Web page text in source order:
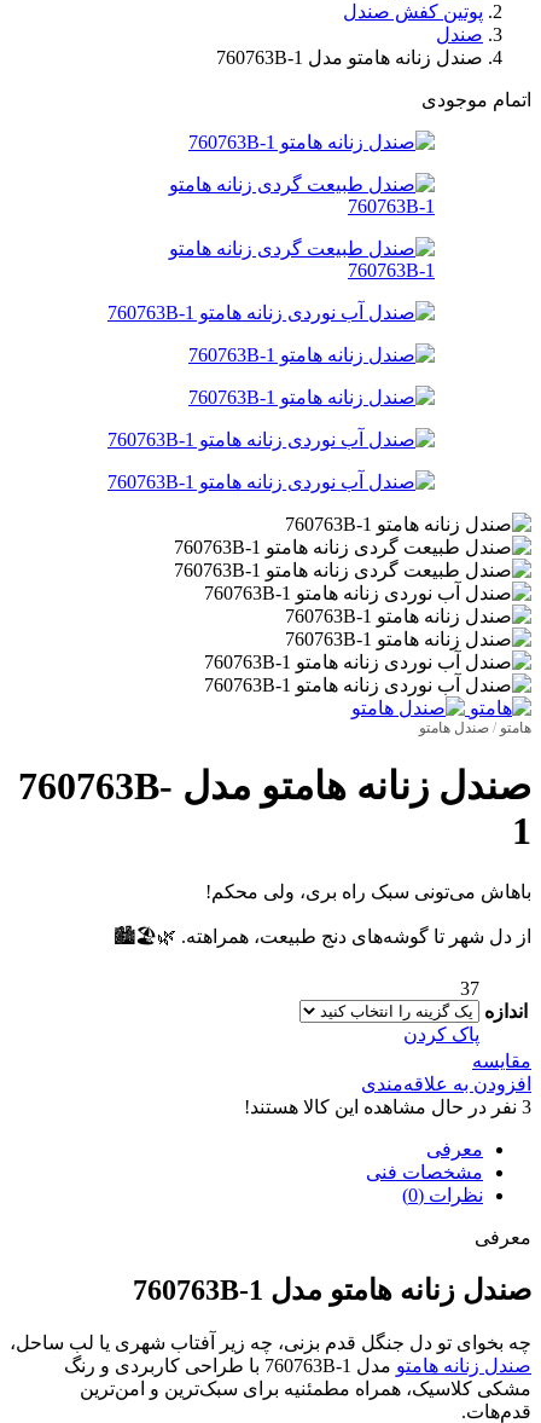
پوتین کفش صندل
صندل
صندل زنانه هامتو مدل 760763B-1
اتمام موجودی
هامتو / صندل هامتو
صندل زنانه هامتو مدل 760763B-
1
باهاش می‌تونی سبک راه بری، ولی محکم!
از دل شهر تا گوشه‌های دنج طبیعت، همراهته. 🌿🏖️🏙️
اندازه
37
پاک کردن
مقایسه
افزودن به علاقه‌مندی
3 نفر در حال مشاهده این کالا هستند!
معرفی
مشخصات فنی
نظرات (0)
معرفی
صندل زنانه هامتو مدل 760763B-1
چه بخوای تو دل جنگل قدم بزنی، چه زیر آفتاب شهری یا لب ساحل،
صندل زنانه هامتو
مدل 760763B-1 با طراحی کاربردی و رنگ
مشکی کلاسیک، همراه مطمئنیه برای سبک‌ترین و امن‌ترین
قدم‌هات.